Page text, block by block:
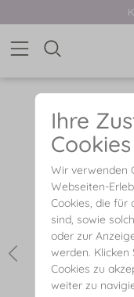
Ihre
Cookies
Wir verwenden
Webseiten-
Cookies, die für
sind, sowie
oder zur
werden. Klicken
Cookies zu
weiter zu